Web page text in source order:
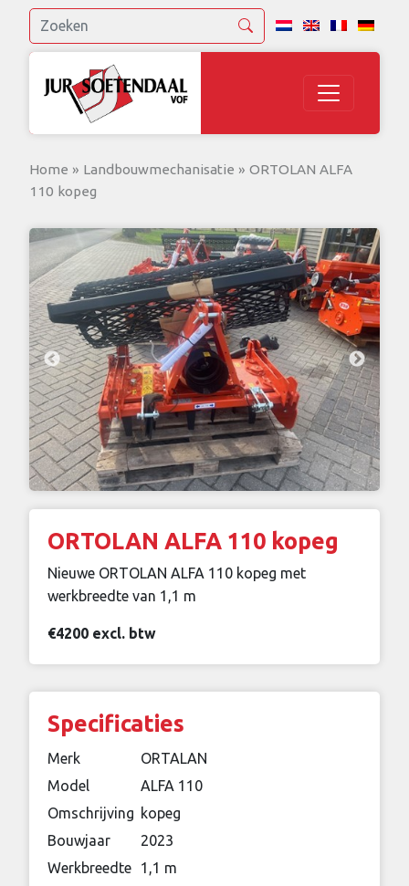
Home » Landbouwmechanisatie » ORTOLAN ALFA
110 kopeg
ORTOLAN ALFA 110 kopeg
Nieuwe ORTOLAN ALFA 110 kopeg met
werkbreedte van 1,1 m
€4200 excl. btw
Specificaties
Merk
ORTALAN
Model
ALFA 110
Omschrijving kopeg
Bouwjaar
2023
Werkbreedte
1,1 m